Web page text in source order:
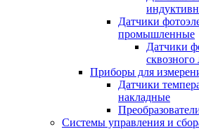
Датчики
промышленные
Датчики
сквозного
Приборы для
Датчики
накладные
Системы управления и